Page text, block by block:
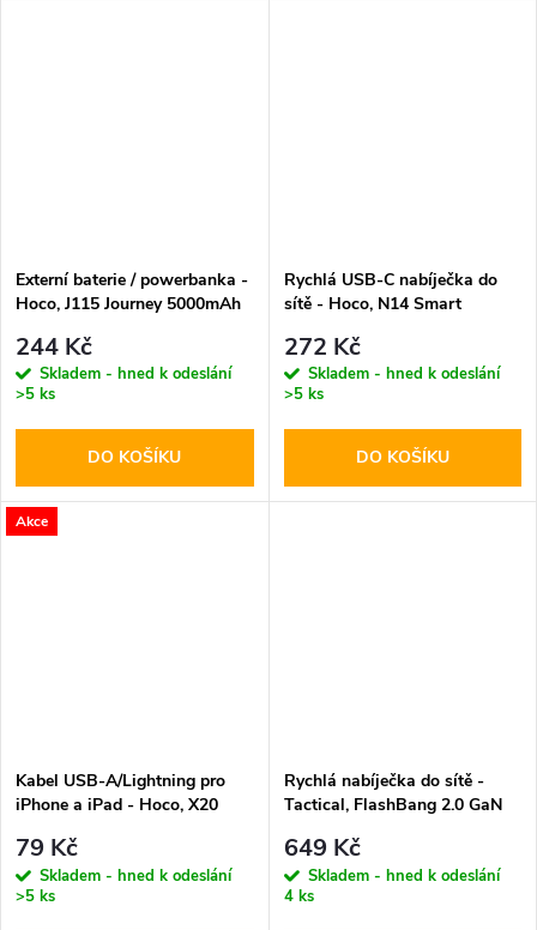
Externí baterie / powerbanka -
Hoco, J115 Journey 5000mAh
244 Kč
Skladem - hned k odeslání
>5 ks
DO KOŠÍKU
Rychlá USB-C nabíječka do
sítě - Hoco, N14 Smart
272 Kč
Skladem - hned k odeslání
>5 ks
DO KOŠÍKU
Akce
Kabel USB-A/Lightning pro
iPhone a iPad - Hoco, X20
79 Kč
Skladem - hned k odeslání
>5 ks
Rychlá nabíječka do sítě -
Tactical, FlashBang 2.0 GaN
649 Kč
Skladem - hned k odeslání
4 ks